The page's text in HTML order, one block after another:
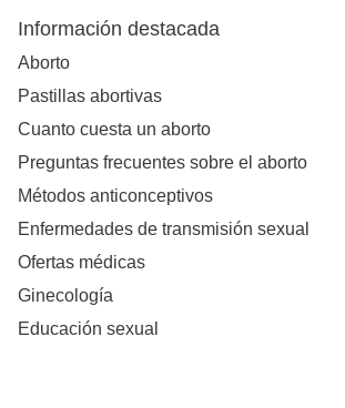
Información destacada
Aborto
Pastillas abortivas
Cuanto cuesta un aborto
Preguntas frecuentes sobre el aborto
Métodos anticonceptivos
Enfermedades de transmisión sexual
Ofertas médicas
Ginecología
Educación sexual